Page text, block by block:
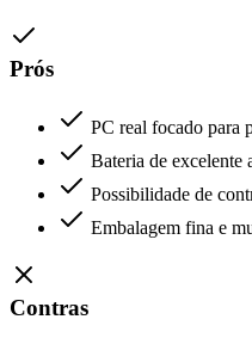
Prós
PC real focado para
Bateria de excelente
Possibilidade de
Embalagem fina e
Contras